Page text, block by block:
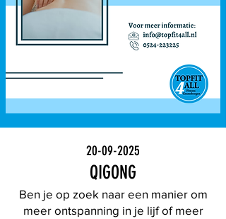
20-09-2025
QIGONG
Ben je op zoek naar een manier om
meer ontspanning in je lijf of meer